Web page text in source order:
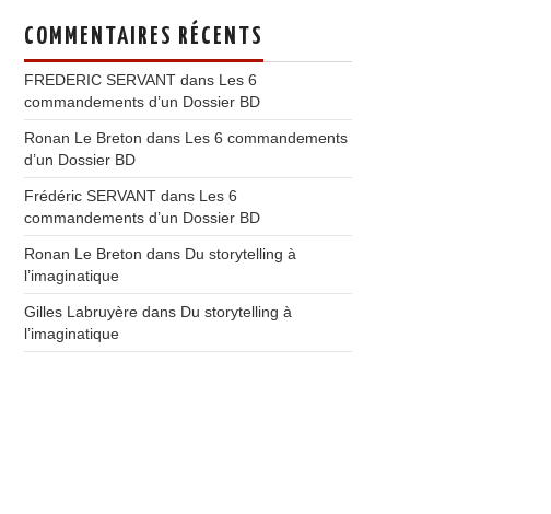
COMMENTAIRES RÉCENTS
FREDERIC SERVANT dans Les 6
commandements d’un Dossier BD
Ronan Le Breton dans Les 6 commandements
d’un Dossier BD
Frédéric SERVANT dans Les 6
commandements d’un Dossier BD
Ronan Le Breton dans Du storytelling à
l’imaginatique
Gilles Labruyère dans Du storytelling à
l’imaginatique